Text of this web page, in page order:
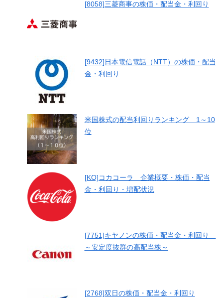
[8058]三菱商事の株価・配当金・利回り
[9432]日本電信電話（NTT）の株価・配当
金・利回り
米国株式の配当利回りランキング 1～10
位
[KO]コカコーラ 企業概要・株価・配当
金・利回り・増配状況
[7751]キヤノンの株価・配当金・利回り
～安定度抜群の高配当株～
[2768]双日の株価・配当金・利回り